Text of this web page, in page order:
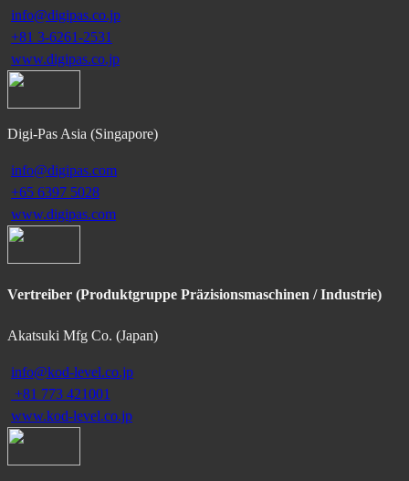
info@digipas.co.jp
+81 3-6261-2531
www.digipas.co.jp
Digi-Pas Asia (Singapore)
info@digipas.com
+65 6397 5028
www.digipas.com
Vertreiber (Produktgruppe Präzisionsmaschinen / Industrie)
Akatsuki Mfg Co. (Japan)
info@kod-level.co.jp
+81 773 421001
www.kod-level.co.jp